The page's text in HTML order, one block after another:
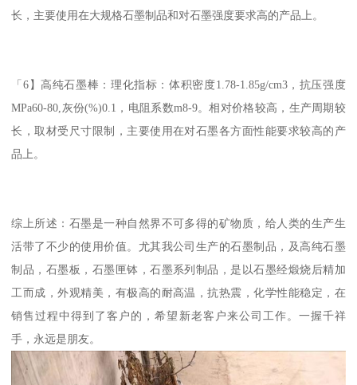
长，主要使用在大规格石墨制品和对石墨强度要求高的产品上。
「6】高纯石墨棒：理化指标：体积密度1.78-1.85g/cm3，抗压强度
MPa60-80,灰份(%)0.1，电阻系数m8-9。相对价格较高，生产周期较
长，取材受尺寸限制，主要使用在对石墨各方面性能要求较高的产
品上。
综上所述：石墨是一种自然界不可多得的矿物质，给人类的生产生
活带了不少的使用价值。尤其我公司生产的石墨制品，及高纯石墨
制品，石墨板，石墨匣钵，石墨系列制品，是以石墨经煅烧后精加
工而成，外观精美，有极高的耐高温，抗热震，化学性能稳定，在
销售过程中得到了客户的，希望新老客户来公司工作。一握千祥
手，永远是朋友。